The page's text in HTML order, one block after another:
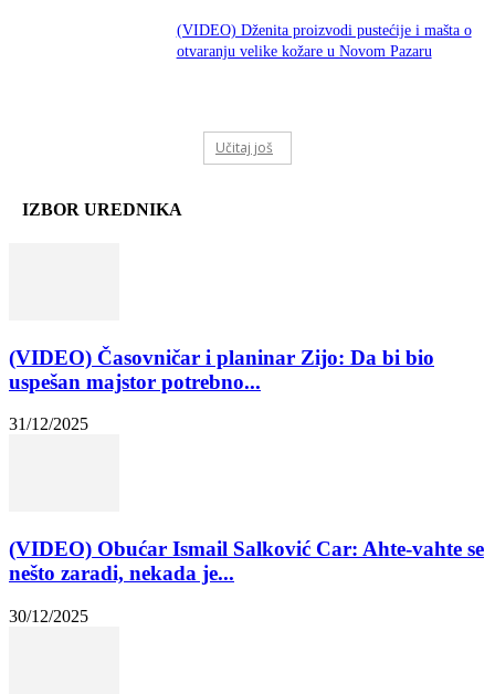
(VIDEO) Dženita proizvodi pustećije i mašta o
otvaranju velike kožare u Novom Pazaru
Učitaj još
IZBOR UREDNIKA
(VIDEO) Časovničar i planinar Zijo: Da bi bio
uspešan majstor potrebno...
31/12/2025
(VIDEO) Obućar Ismail Salković Car: Ahte-vahte se
nešto zaradi, nekada je...
30/12/2025